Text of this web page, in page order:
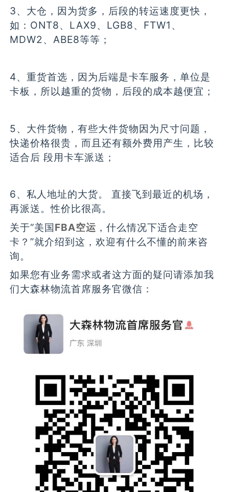
3、大仓，因为货多，后段的转运速度更快，
如：ONT8、LAX9、LGB8、FTW1、
MDW2、ABE8等等；
4、重货首选，因为后端是卡车服务，单位是
卡板，所以越重的货物，后段的成本越便宜；
5、大件货物，有些大件货物因为尺寸问题，
快递价格很贵，而且还有额外费用产生，比较
适合后 段用卡车派送；
6、私人地址的大货。 直接飞到最近的机场，
再派送。性价比很高。
关于“美国FBA空运 ，什么情况下适合走空
卡？”就介绍到这，欢迎有什么不懂的前来咨
询。
如果您有业务需求或者这方面的疑问请添加我
们大森林物流首席服务官微信：